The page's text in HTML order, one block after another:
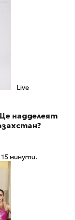
Live
надделеят
минути.